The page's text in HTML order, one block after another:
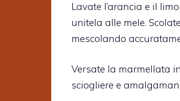
Lavate l’arancia e il
unitela alle mele.
mescolando
Versate la marmellata
sciogliere e